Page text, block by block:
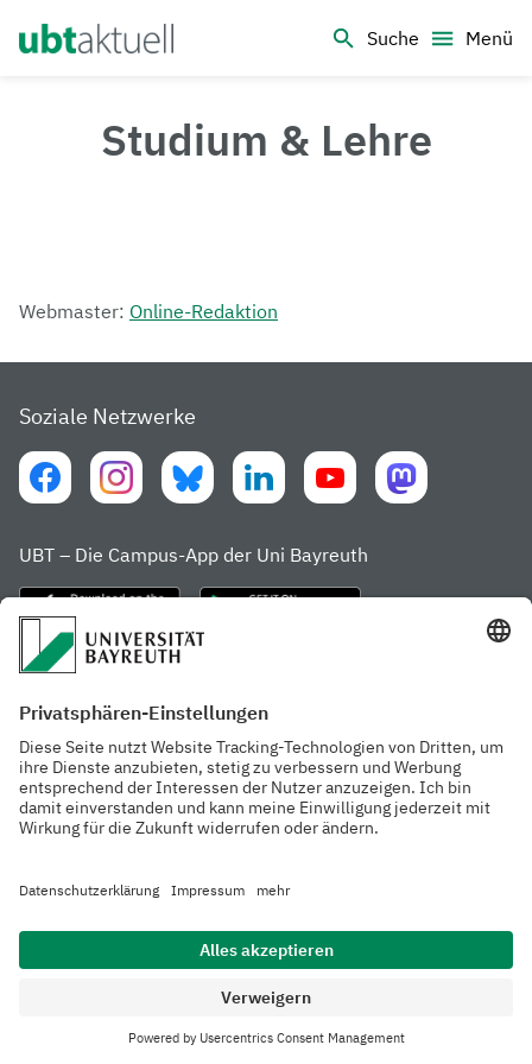
Logo Universität Bayreuth
Suche Menü
Studium & Lehre
Webmaster: Online-Redaktion
Soziale Netzwerke
UBT – Die Campus-App der Uni Bayreuth
Häufig besuchte Seiten
Website der Uni
Bayreuth
Menschen
Studienstart in
Kulmbach
Rubriken
Datenschutzerklärung Barrierefreiheit
Kontakt